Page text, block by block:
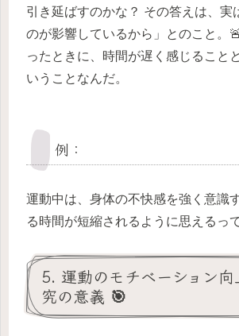
引き延ばすのかな？ その答えは、実
のが影響しているから」とのこと。
ったときに、時間が遅く感じること
いうことなんだ。
例：
運動中は、身体の不快感を強く意識
る時間が短縮されるように思えるっ
5. 運動のモチベーション
究の意義 🎯